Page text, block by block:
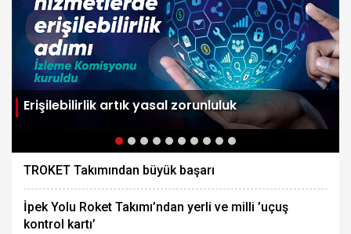
Erişilebilirlik artık yasal zorunluluk
TROKET Takımından büyük başarı
İpek Yolu Roket Takımı’ndan yerli ve milli ’uçuş
kontrol kartı’